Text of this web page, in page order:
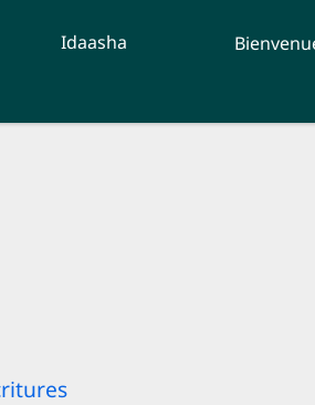
Idaasha